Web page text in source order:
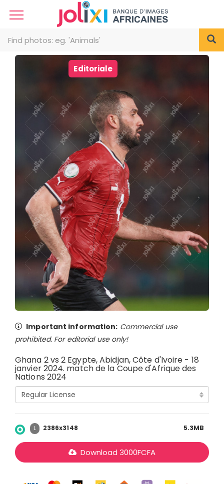
Editoriale
Important information: Commercial use
prohibited. For editorial use only!
Ghana 2 vs 2 Egypte, Abidjan, Côte d'Ivoire - 18
janvier 2024. match de la Coupe d'Afrique des
Nations 2024
L 2386x3148 5.3MB
Download 3000FCFA